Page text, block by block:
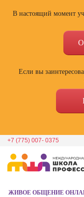
В настоящий момент
Если вы
+7 (775) 007- 0375
ЖИВОЕ ОБЩЕНИЕ